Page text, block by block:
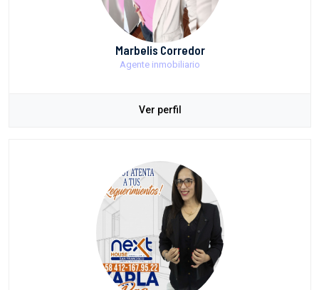
Marbelis Corredor
Agente inmobiliario
Ver perfil